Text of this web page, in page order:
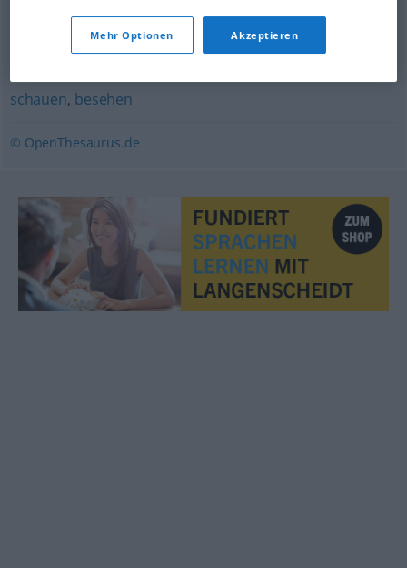
blicken,anschauen beobachten,betrachten
schauen, besehen
© OpenThesaurus.de
Mehr Optionen Akzeptieren